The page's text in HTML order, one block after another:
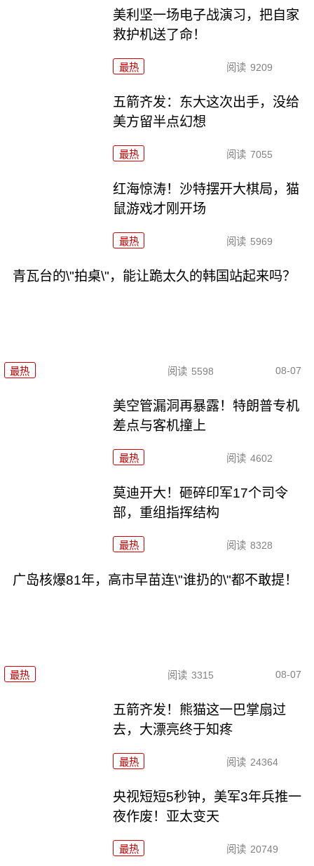
美利坚一场电子战演习，把自家
救护机送了命！
最热 阅读 9209
五箭齐发：东大这次出手，没给
美方留半点幻想
最热 阅读 7055
红海惊涛！沙特摆开大棋局，猫
鼠游戏才刚开场
最热 阅读 5969
青瓦台的\"拍桌\"，能让跪太久的韩国站起来吗？
最热 阅读 5598 08-07
美空管漏洞再暴露！特朗普专机
差点与客机撞上
最热 阅读 4602
莫迪开大！砸碎印军17个司令
部，重组指挥结构
最热 阅读 8328
广岛核爆81年，高市早苗连\"谁扔的\"都不敢提！
最热 阅读 3315 08-07
五箭齐发！熊猫这一巴掌扇过
去，大漂亮终于知疼
最热 阅读 24364
央视短短5秒钟，美军3年兵推一
夜作废！亚太变天
最热 阅读 20749